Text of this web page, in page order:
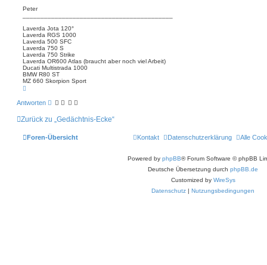
Peter
Laverda Jota 120°
Laverda RGS 1000
Laverda 500 SFC
Laverda 750 S
Laverda 750 Strike
Laverda OR600 Atlas (braucht aber noch viel Arbeit)
Ducati Multistrada 1000
BMW R80 ST
MZ 660 Skorpion Sport
c
h
b
Antworten
Zurück zu „Gedächtnis-Ecke“
Foren-Übersicht Alle
Datenschutzerklärung
Kontakt
Powered by phpBB® Forum Software © phpBB
Deutsche Übersetzung durch phpBB.de
Customized by WireSys
Datenschutz
Nutzungsbedingungen